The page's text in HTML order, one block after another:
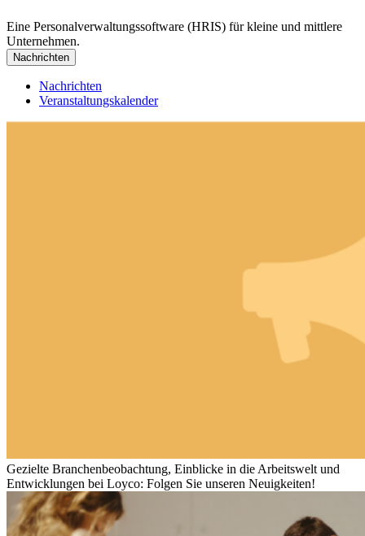
Eine Personalverwaltungssoftware (HRIS) für kleine und mittlere
Unternehmen.
Nachrichten
Nachrichten
Veranstaltungskalender
Gezielte Branchenbeobachtung, Einblicke in die Arbeitswelt und
Entwicklungen bei Loyco: Folgen Sie unseren Neuigkeiten!